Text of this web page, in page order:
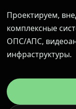
Проектируем,
комплексные
ОПС/АПС,
инфраструктуры.